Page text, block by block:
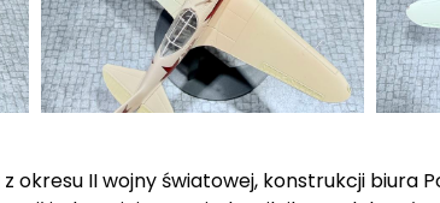
okresu II wojny światowej, konstrukcji biura